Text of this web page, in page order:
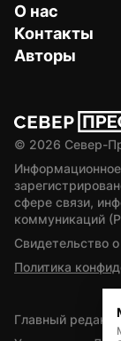
О нас
Контакты
Авторы
© 2026 Север-
сфере связи,
коммуникаций
Свидетельство
Политика
Главный